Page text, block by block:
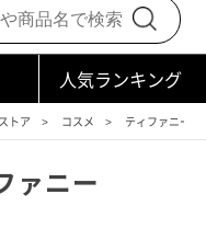
人気ランキング
トア コスメ ティファニー
ァニー